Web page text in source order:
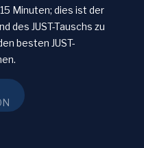
Minuten; dies ist der
des JUST-Tauschs zu
besten JUST-